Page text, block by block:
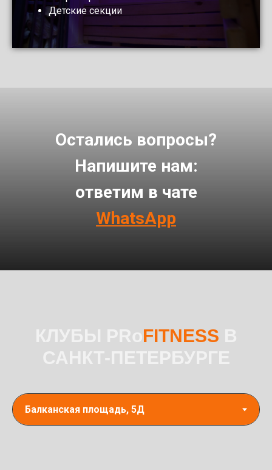
Детские секции
Остались вопросы?
Напишите нам:
ответим в чате
WhatsApp
FITNESS